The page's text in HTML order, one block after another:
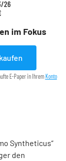
im Fokus
26
E-Paper in Ihrem Konto
Syntheticus“
den